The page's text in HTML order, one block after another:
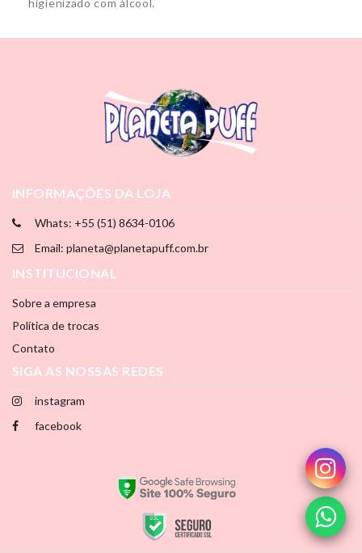
higienizado com álcool.
INFORMAÇÕES DA LOJA
Whats: +55 (51) 8634-0106
Email: planeta@planetapuff.com.br
INSTITUCIONAL
Sobre a empresa
Política de trocas
Contato
SIGA AS NOSSAS REDES
instagram
facebook